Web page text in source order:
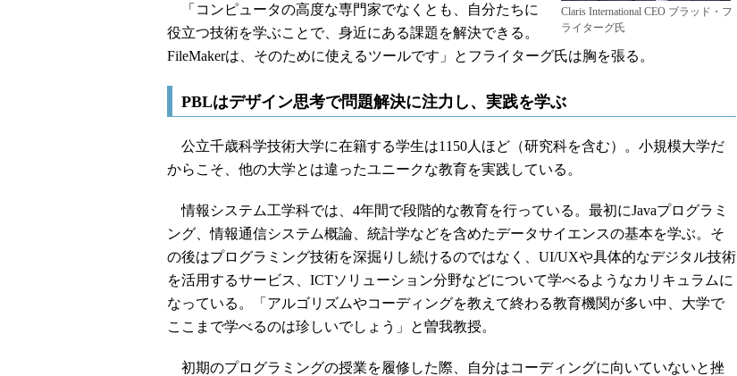
Claris International CEO ブラッド・フ
ライターグ氏
「コンピュータの高度な専門家でなくとも、自分たちに
役立つ技術を学ぶことで、身近にある課題を解決できる。
FileMakerは、そのために使えるツールです」とフライターグ氏は胸を張る。
PBLはデザイン思考で問題解決に注力し、実践を学ぶ
公立千歳科学技術大学に在籍する学生は1150人ほど（研究科を含む）。小規模大学だ
からこそ、他の大学とは違ったユニークな教育を実践している。
情報システム工学科では、4年間で段階的な教育を行っている。最初にJavaプログラミ
ング、情報通信システム概論、統計学などを含めたデータサイエンスの基本を学ぶ。そ
の後はプログラミング技術を深掘りし続けるのではなく、UI/UXや具体的なデジタル技術
を活用するサービス、ICTソリューション分野などについて学べるようなカリキュラムに
なっている。「アルゴリズムやコーディングを教えて終わる教育機関が多い中、大学で
ここまで学べるのは珍しいでしょう」と曽我教授。
初期のプログラミングの授業を履修した際、自分はコーディングに向いていないと挫